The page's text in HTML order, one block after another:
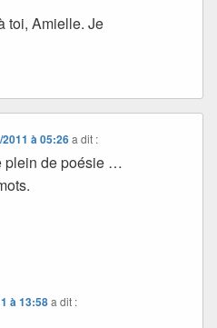
toi, Amielle. Je
2011 à 05:26 a dit :
plein de poésie …
à 13:58a dit :